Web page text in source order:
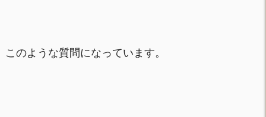
このような質問になっています。